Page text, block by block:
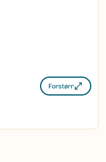
Forstørr